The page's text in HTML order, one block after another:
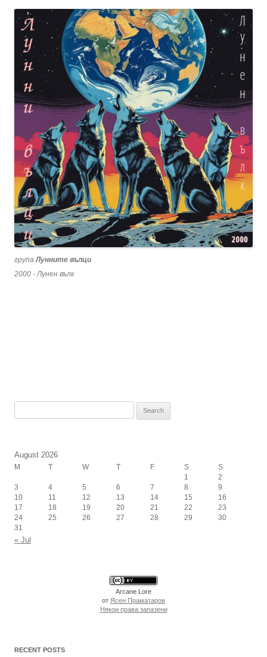
групаЛунните вълци
2000 - Лунен вълк
August 2026
M T W T F S
S
1
2
3
4 5 6 7 8
9
10
11 12 13 14 15
16
17
18 19 20 21 22
23
24
25 26 27 28 29
30
31
« Jul
Arcane Lore
от Ясен Праматаров
Някои права запазени
RECENT POSTS